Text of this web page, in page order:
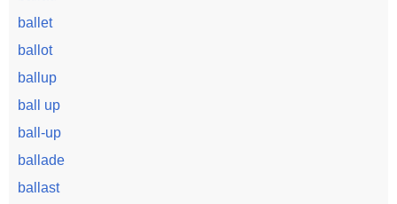
ballet
ballot
ballup
ball up
ball-up
ballade
ballast